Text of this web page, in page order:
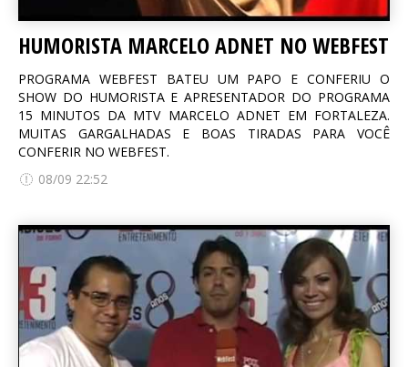
HUMORISTA MARCELO ADNET NO WEBFEST
PROGRAMA WEBFEST BATEU UM PAPO E CONFERIU O
SHOW DO HUMORISTA E APRESENTADOR DO PROGRAMA
15 MINUTOS DA MTV MARCELO ADNET EM FORTALEZA.
MUITAS GARGALHADAS E BOAS TIRADAS PARA VOCÊ
CONFERIR NO WEBFEST.
08/09 22:52